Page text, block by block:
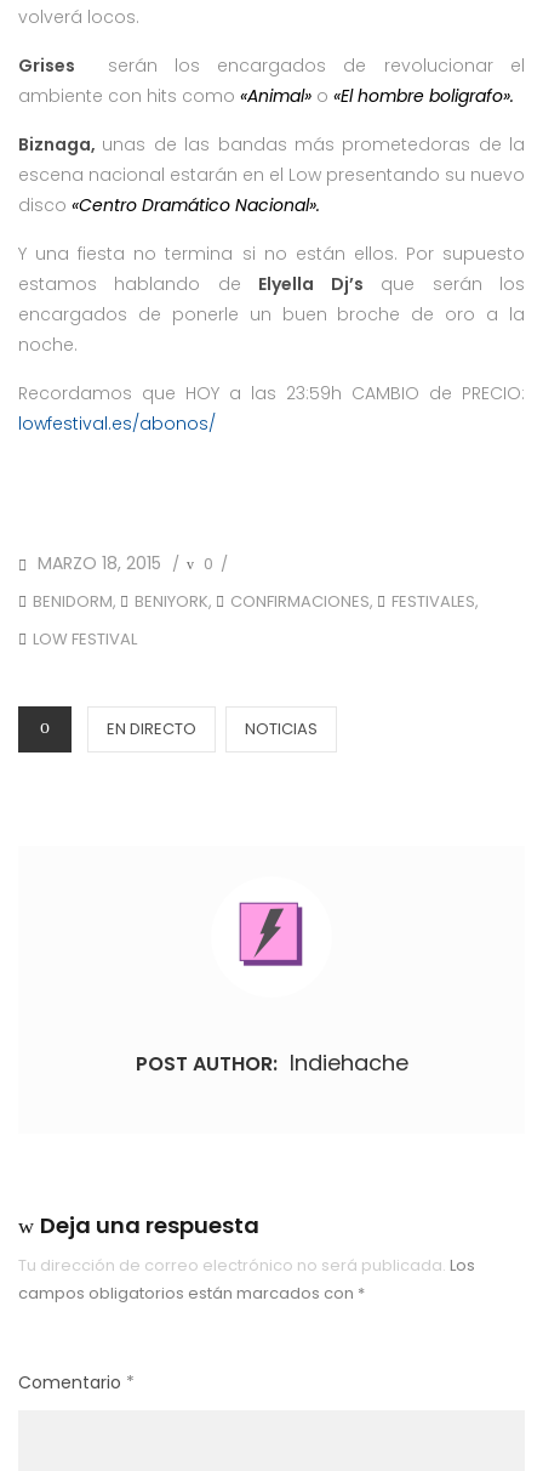
volverá locos.
Grises serán los encargados de revolucionar el
ambiente con hits como «Animal» o «El hombre boligrafo».
Biznaga, unas de las bandas más prometedoras de la
escena nacional estarán en el Low presentando su nuevo
disco «Centro Dramático Nacional».
Y una fiesta no termina si no están ellos. Por supuesto
estamos hablando de Elyella Dj’s que serán los
encargados de ponerle un buen broche de oro a la
noche.
Recordamos que HOY a las 23:59h CAMBIO de PRECIO:
lowfestival.es/abonos/
POSTED
ON
MARZO 18, 2015 / 0 /
TAGS
BENIDORM, BENIYORK, CONFIRMACIONES, FESTIVALES,
LOW FESTIVAL
CATEGORIES
EN DIRECTO NOTICIAS
POST AUTHOR: Indiehache
Deja una respuesta
Tu dirección de correo electrónico no será publicada. Los
campos obligatorios están marcados con *
Comentario *